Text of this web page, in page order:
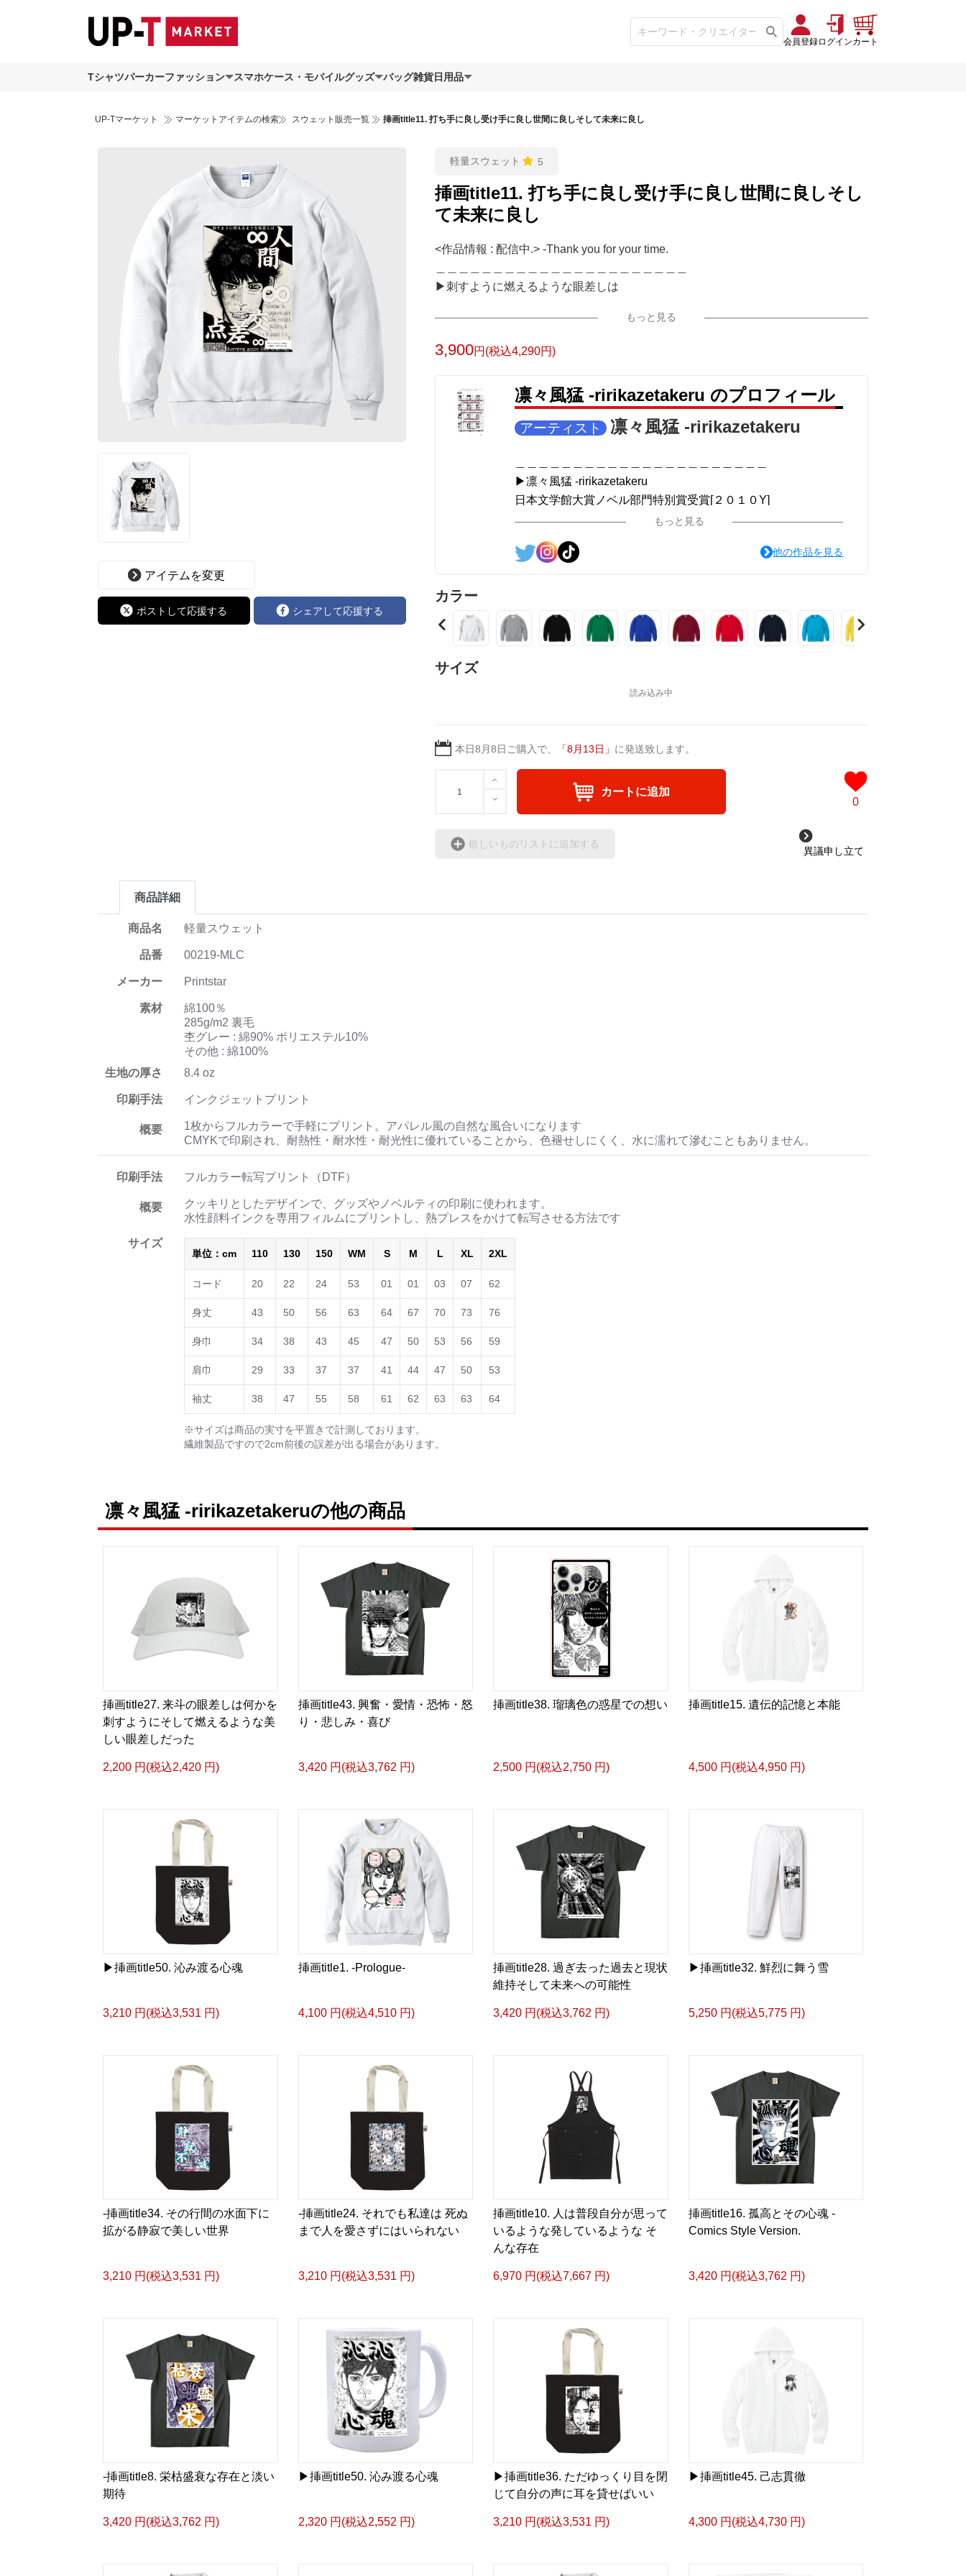
会員登録ログインカート
Tシャツパーカーファッション スマホケース・モバイルグッズ バッグ雑貨日用品
UP-Tマーケット マーケットアイテムの検索 スウェット販売一覧 挿画title11. 打ち手に良し受け手に良し世間に良しそして未来に良し
アイテムを変更
ポストして応援する シェアして応援する
軽量スウェット 5
挿画title11. 打ち手に良し受け手に良し世間に良しそし
て未来に良し
<作品情報 : 配信中.> -Thank you for your time.
▶︎刺すように燃えるような眼差しは
日本語版: https://amzn.asia/d/7GbUq3Z
英語版: https://amzn.asia/d/eLvAyy5
▶︎求めない惑星 [小説/絵本版]
第2作品の章: “刺すように燃えるような眼差しは”
部分[主人公である小説家の遺作]を絵本化。
日本語版: https://amzn.asia/d/d7stkOV
英語版: https://amzn.asia/d/8u7Cebe
▶︎刺すように燃えるような眼差しは [+挿画51作品版]
＜著者:小説/絵本/挿画作成＞凛々風 猛-リリカゼタケル
日本語版: https://amzn.asia/d/8oNk92Q
＿＿＿＿＿＿＿＿＿＿＿＿＿＿＿＿＿＿＿＿＿＿
<グッズシリーズ>
▶︎SUZURI https://suzuri.jp/ririkazetakeru
▶︎UP-T up-t.jp/creator/66b9c067ae64e
＿＿＿＿＿＿＿＿＿＿＿＿＿＿＿＿＿＿＿＿＿＿
小説 [刺すように燃えるような眼差しは] -Version1.
挿画&グッズカタログ <デザイン画集:BEST版>
＜著者:絵本/挿画作成＞ 凛々風 猛-リリカゼタケル
もっと見る
3,900円(税込4,290円)
凛々風猛 -ririkazetakeru のプロフィール
アーティスト 凛々風猛 -ririkazetakeru
▶︎凛々風猛 -ririkazetakeru
日本文学館大賞ノベル部門特別賞受賞[２０１０Y]
＿＿＿＿＿＿＿＿＿＿＿＿＿＿＿＿＿＿＿＿＿＿
▶︎弛まぬ言霊
[通常版:ロードムービー系ミュージカル小説のみ.]
英語版: https://amzn.asia/d/1nwVIb6
＜小説+作詞20曲+挿画50作品>
日本語版: https://amzn.asia/d/3czgKs8
英語版: https://amzn.asia/d/bpIME7s
凛々風 猛-リリカゼタケル
第2作品の章: “刺すように燃えるような眼差しは”部分
[主人公である小説家の遺作]を絵本化。
英語版: https://amzn.asia/d/8u7Cebe
小説 [弛まぬ言霊]
小説 [弛まぬ言霊] 挿画&グッズカタログ
＜著者:挿画作成＞ 凛々風 猛 -リリカゼタケル
日本語版: https://amzn.asia/d/fxD6D5U
小説 [弛まぬ言霊] <挿画:スケッチ&塗り絵ver.>
-挿画デザイン画集&グッズカタログ-
＜著者/小説:作詞:挿画作成＞
凛々風 猛-リリカゼタケル
https://amzn.asia/d/0dgbLm4e
＿＿＿＿＿＿＿＿＿＿＿＿＿＿＿＿＿＿＿＿＿＿
＜著者:挿画作成＞ 凛々風 猛 -リリカゼタケル
日本語版: https://amzn.asia/d/fMWTZVg
小説 [刺すように燃えるような眼差しは] -Version2.
挿画&グッズカタログ <デザイン画集:BEST版>
＜著者:絵本/挿画作成＞ 凛々風 猛 -リリカゼタケル
日本語版: https://amzn.asia/d/hMo8oB0
▶︎小説 [刺すように燃えるような眼差しは]
-Comics Style Version.
挿画&グッズカタログ <デザイン画集:BEST版>
<merchandise shop>
＿＿＿＿＿＿＿＿＿＿＿＿＿＿＿＿＿＿＿＿＿＿
▶︎SUZURI https://suzuri.jp/ririkazetakeru
▶︎UP-T up-t.jp/creator/66b9c067ae64e
▶︎GICLEEPOD
もっと見る
他の作品を見る
カラー
サイズ
本日8月8日 ご購入で、 「8月13日 」 に発送致します。
カートに追加
0
欲しいものリストに追加する
異議申し立て
商品詳細
商品名 軽量スウェット
品番 00219-MLC
メーカー Printstar
素材
綿100％
285g/m2 裏毛
杢グレー : 綿90% ポリエステル10%
その他 : 綿100%
生地の厚さ
8.4 oz
印刷手法 インクジェットプリント
概要
1枚からフルカラーで手軽にプリント。アパレル風の自然な風合いになります
CMYKで印刷され、耐熱性・耐水性・耐光性に優れていることから、色褪せしにくく、水に濡れて滲むこともありません。
印刷手法 フルカラー転写プリント（DTF）
概要
クッキリとしたデザインで、グッズやノベルティの印刷に使われます。
水性顔料インクを専用フィルムにプリントし、熱プレスをかけて転写させる方法です
サイズ
単位：cm 110 130 150 WM S M L XL 2XL
コード 20 22 24 53 01 01 03 07 62
身丈 43 50 56 63 64 67 70 73 76
身巾 34 38 43 45 47 50 53 56 59
肩巾 29 33 37 37 41 44 47 50 53
袖丈 38 47 55 58 61 62 63 63 64
※サイズは商品の実寸を平置きで計測しております。
繊維製品ですので2cm前後の誤差が出る場合があります。
凛々風猛 -ririkazetakeruの他の商品
挿画title27. 来斗の眼差しは何かを
刺すようにそして燃えるような美
しい眼差しだった
2,200 円(税込2,420 円)
挿画title43. 興奮・愛情・恐怖・怒
り・悲しみ・喜び
3,420 円(税込3,762 円)
挿画title38. 瑠璃色の惑星での想い
2,500 円(税込2,750 円)
挿画title15. 遺伝的記憶と本能
4,500 円(税込4,950 円)
▶︎挿画title50. 沁み渡る心魂
3,210 円(税込3,531 円)
挿画title1. -Prologue-
4,100 円(税込4,510 円)
挿画title28. 過ぎ去った過去と現状
維持そして未来への可能性
3,420 円(税込3,762 円)
▶︎挿画title32. 鮮烈に舞う雪
5,250 円(税込5,775 円)
-挿画title34. その行間の水面下に
拡がる静寂で美しい世界
3,210 円(税込3,531 円)
-挿画title24. それでも私達は 死ぬ
まで人を愛さずにはいられない
3,210 円(税込3,531 円)
挿画title10. 人は普段自分が思って
いるような発しているような そ
んな存在
6,970 円(税込7,667 円)
挿画title16. 孤高とその心魂 -
Comics Style Version.
3,420 円(税込3,762 円)
-挿画title8. 栄枯盛衰な存在と淡い
期待
3,420 円(税込3,762 円)
▶︎挿画title50. 沁み渡る心魂
2,320 円(税込2,552 円)
▶︎挿画title36. ただゆっくり目を閉
じて自分の声に耳を貸せばいい
3,210 円(税込3,531 円)
▶︎挿画title45. 己志貫徹
4,300 円(税込4,730 円)